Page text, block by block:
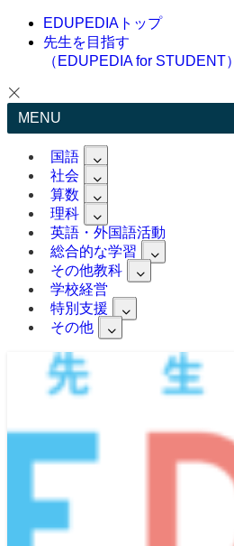
EDUPEDIAトップ
先生を目指す
（EDUPEDIA for STUDENT）
MENU
国語
社会
算数
理科
英語・外国語活動
総合的な学習
その他教科
学校経営
特別支援
その他